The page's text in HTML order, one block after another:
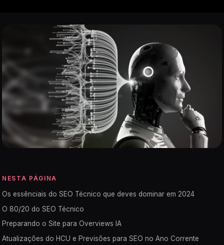
NESTA PÁGINA
Os essênciais do SEO Técnico que deves dominar em 2024
O 80/20 do SEO Técnico
Preparando o Site para Overviews IA
Atualizações do HCU e Previsões para SEO no Ano Corrente